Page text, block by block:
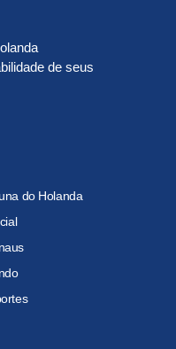
de seus
do Holanda